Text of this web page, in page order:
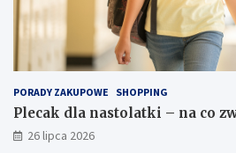
PORADY ZAKUPOWE SHOPPING
Plecak dla nastolatki – na co
26 lipca 2026